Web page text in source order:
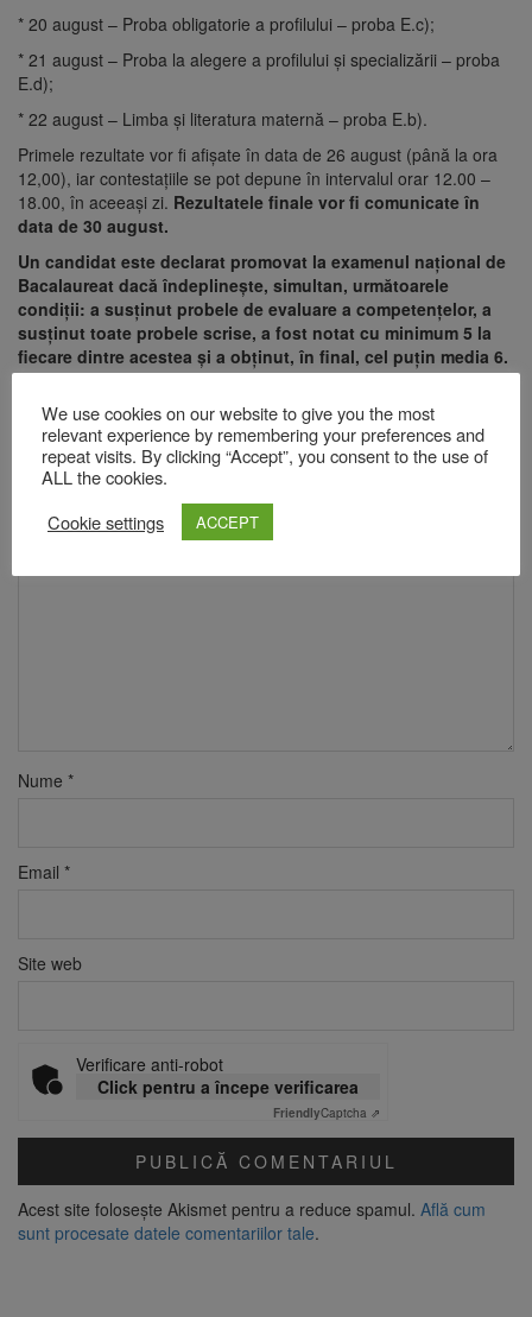
* 20 august – Proba obligatorie a profilului – proba E.c);
* 21 august – Proba la alegere a profilului şi specializării – proba
E.d);
* 22 august – Limba şi literatura maternă – proba E.b).
Primele rezultate vor fi afişate în data de 26 august (până la ora
12,00), iar contestaţiile se pot depune în intervalul orar 12.00 –
18.00, în aceeaşi zi. Rezultatele finale vor fi comunicate în
data de 30 august.
Un candidat este declarat promovat la examenul naţional de
Bacalaureat dacă îndeplineşte, simultan, următoarele
condiţii: a susţinut probele de evaluare a competenţelor, a
susţinut toate probele scrise, a fost notat cu minimum 5 la
fiecare dintre acestea şi a obţinut, în final, cel puţin media 6.
Lasă un răspuns
Adresa ta de email nu va fi publicată. Câmpurile obligatorii sunt
marcate cu*
Comentariu*
Nume *
Email *
Site web
Verificare anti-robot
Click pentru a începe verificarea
FriendlyCaptcha ⇗
Acest site folosește Akismet pentru a reduce spamul. Află cum
sunt procesate datele comentariilor tale.
We use cookies on our website to give you the most
relevant experience by remembering your preferences and
repeat visits. By clicking “Accept”, you consent to the use of
ALL the cookies.
Cookie settings
ACCEPT